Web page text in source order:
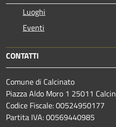
Luoghi
Eventi
CONTATTI
Comune di Calcinato
Piazza Aldo Moro 1 25011
Codice Fiscale: 00524950177
Partita IVA: 00569440985